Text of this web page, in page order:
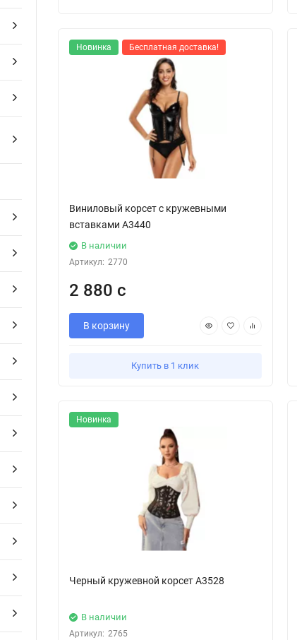
Новинка Бесплатная доставка!
Виниловый корсет с кружевными
вставками А3440
В наличии
Артикул: 2770
2 880 с
В корзину
Купить в 1 клик
Новинка
Черный кружевной корсет А3528
В наличии
Артикул: 2765